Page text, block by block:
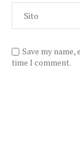
Save my
time I comment.